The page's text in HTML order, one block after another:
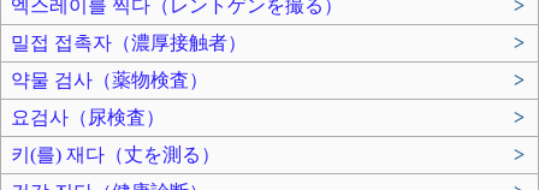
엑스레이를 찍다（レントゲンを撮る）
>
밀접 접촉자（濃厚接触者）
>
약물 검사（薬物検査）
>
요검사（尿検査）
>
키(를) 재다（丈を測る）
>